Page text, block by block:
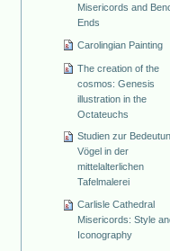
Misericords and
Ends
Carolingian Painting
The creation of the
cosmos: Genesis
illustration in the
Octateuchs
Studien zur
Vögel in der
mittelalterlichen
Tafelmalerei
Carlisle Cathedral
Misericords: Style
Iconography